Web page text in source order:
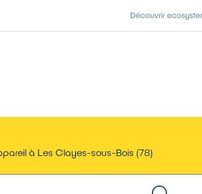
Découvrir
à Les Clayes-sous-Bois (78)